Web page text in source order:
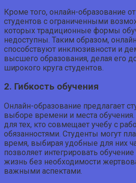
Кроме того, онлайн-образование
студентов с ограниченными
которых традиционные формы
недоступны. Таким образом,
способствуют инклюзивности и
высшего образования, делая его
широкого круга студентов.
2. Гибкость обучения
Онлайн-образование предлагает
выборе времени и места
для тех, кто совмещает учебу с
обязанностями. Студенты могут
время, выбирая удобные для них
позволяет интегрировать
жизнь без необходимости
важными аспектами.